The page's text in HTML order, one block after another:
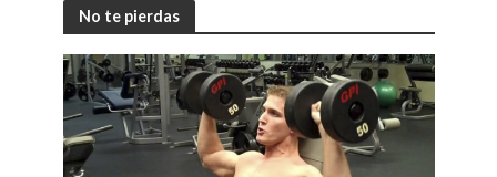
No te pierdas